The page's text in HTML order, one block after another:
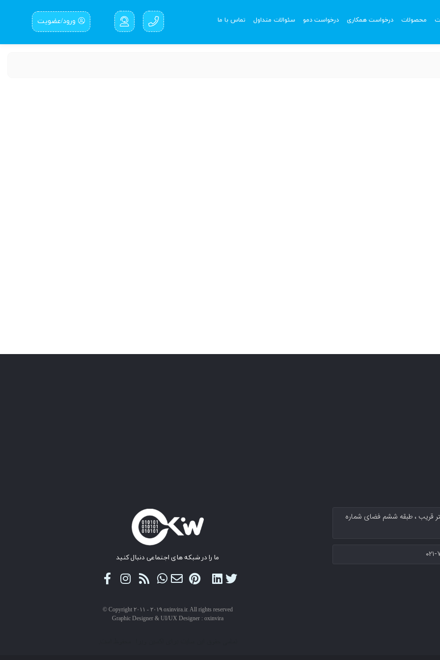
محصولات درخواست همکاری درخواست دمو سئوالات متداول تماس با ما ورود/عضویت
قریب پلاك ۱۳۴ سرای نوآوری دکتر قریب ، طبقه ششم فضای شماره
ما را در شبکه های اجتماعی دنبال کنید
© Copyright ۲۰۱۱ - ۲۰۱۹ oxinvira.ir. All rights reserved
Graphic Designer & UI/UX Designer : oxinvira